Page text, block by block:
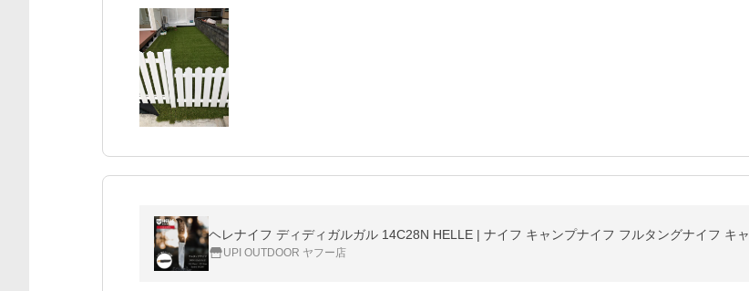
UPI OUTDOOR ヤフー店